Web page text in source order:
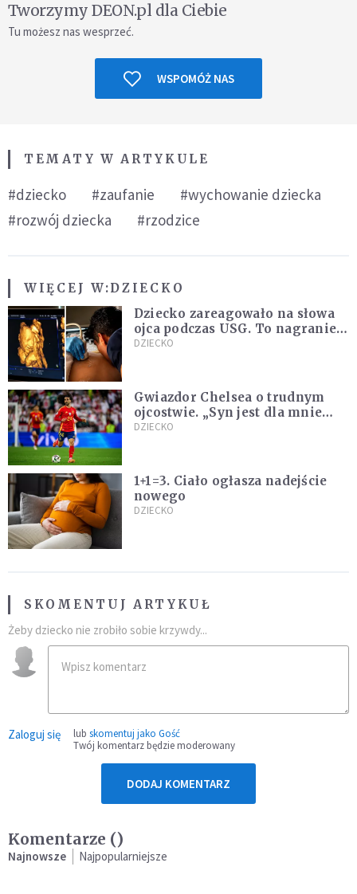
Tworzymy DEON.pl dla Ciebie
Tu możesz nas wesprzeć.
WSPOMÓŻ NAS
TEMATY W ARTYKULE
#dziecko #zaufanie
#wychowanie dziecka
#rozwój dziecka
#rzodzice
WIĘCEJ W:DZIECKO
Dziecko zareagowało na słowa
ojca podczas USG. To nagranie
podbija sieć
DZIECKO
Gwiazdor Chelsea o trudnym
ojcostwie. „Syn jest dla mnie
ważniejszy niż sportowe trofea”
DZIECKO
1+1=3. Ciało ogłasza nadejście
nowego
DZIECKO
SKOMENTUJ ARTYKUŁ
Żeby dziecko nie zrobiło sobie krzywdy...
Zaloguj się lub skomentuj jako Gość
Twój komentarz będzie moderowany
DODAJ KOMENTARZ
Komentarze ()
Najnowsze Najpopularniejsze